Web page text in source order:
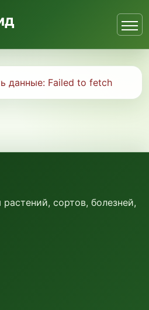
данные: Failed to fetch
сортов, болезней,